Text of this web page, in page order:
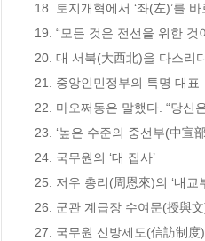
18. 토지개혁에서 ‘좌(左)’를
19. “모든 것은 전선을 위한
20. 대 서북(大西北)을 다스리
21. 중앙인민정부의 특명 대표
22. 마오쩌동은 말했다. “당신
23. ‘높은 수준의 중선부(中宣
24. 국무원의 ‘대 집사’
25. 저우 총리(周恩來)의 ‘내교
26. 군관 계급장 수여문(授與文
27. 국무원 신방제도(信訪制度